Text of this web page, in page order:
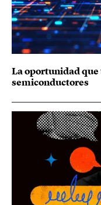
La oportunidad
semiconductores